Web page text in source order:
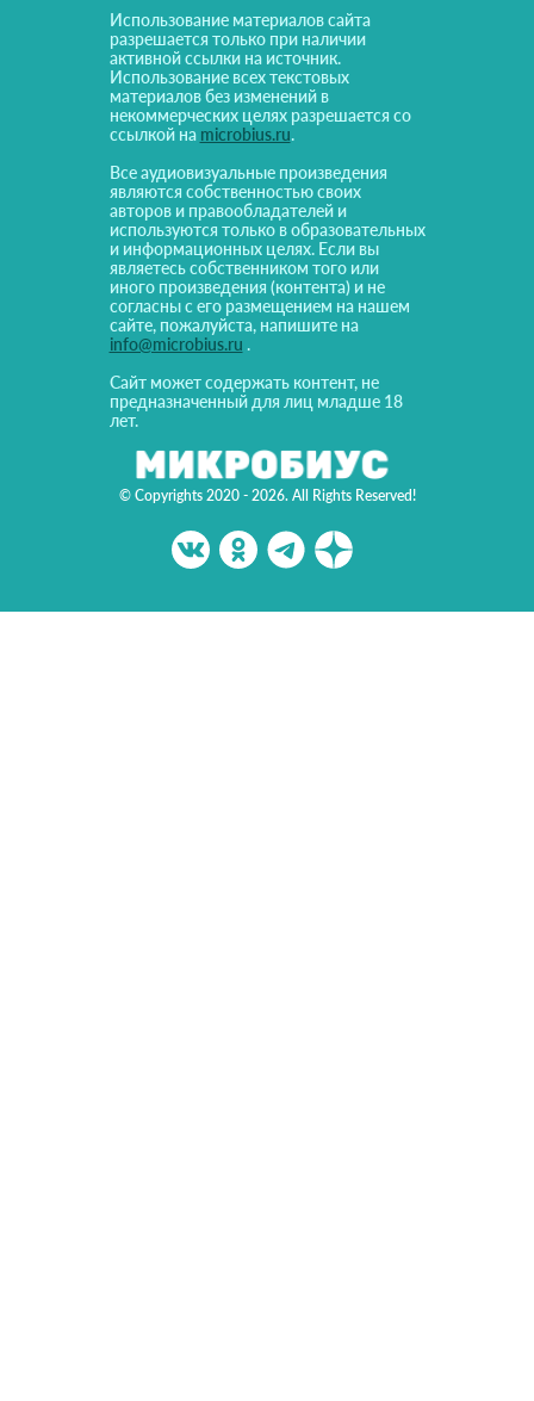
© Copyrights 2020 - 2026. All Rights Reserved!
Использование материалов сайта
разрешается только при наличии
активной ссылки на источник.
Использование всех текстовых
материалов без изменений в
некоммерческих целях разрешается со
ссылкой на microbius.ru.
Все аудиовизуальные произведения
являются собственностью своих
авторов и правообладателей и
используются только в образовательных
и информационных целях. Если вы
являетесь собственником того или
иного произведения (контента) и не
согласны с его размещением на нашем
сайте, пожалуйста, напишите на
info@microbius.ru .
Сайт может содержать контент, не
предназначенный для лиц младше 18
лет.